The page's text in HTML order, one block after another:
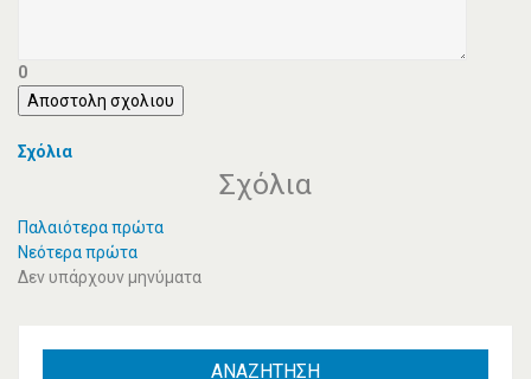
0
Αποστολη σχολιου
Σχόλια
Σχόλια
Παλαιότερα πρώτα
Νεότερα πρώτα
Δεν υπάρχουν μηνύματα
ΑΝΑΖΗΤΗΣΗ